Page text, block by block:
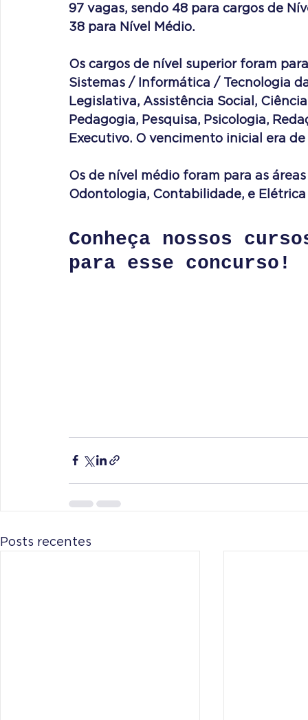
97 vagas, sendo 48 para cargos de
38 para Nível Médio.
Os cargos de nível superior foram
Sistemas / Informática / Tecnologia
Legislativa, Assistência Social,
Pedagogia, Pesquisa, Psicologia,
Executivo. O vencimento inicial era de
Os de nível médio foram para as
Odontologia, Contabilidade, e Elétrica
Conheça nossos
para esse concurso!
Posts recentes